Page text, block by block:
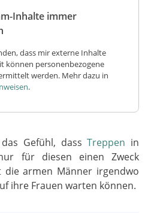
Inhalte immer
dass mir externe Inhalte
können personenbezogene
werden. Mehr dazu in
.
Gefühl, dassTreppen in
für diesen einen Zweck
armen Männer irgendwo
ihre Frauen warten können.